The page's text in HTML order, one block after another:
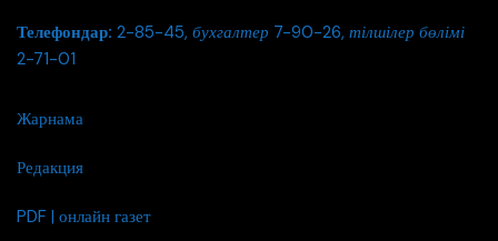
Телефондар: 2-85-45, бухгалтер 7-90-26, тілшілер бөлімі
2-71-01
Жарнама
Редакция
PDF | онлайн газет